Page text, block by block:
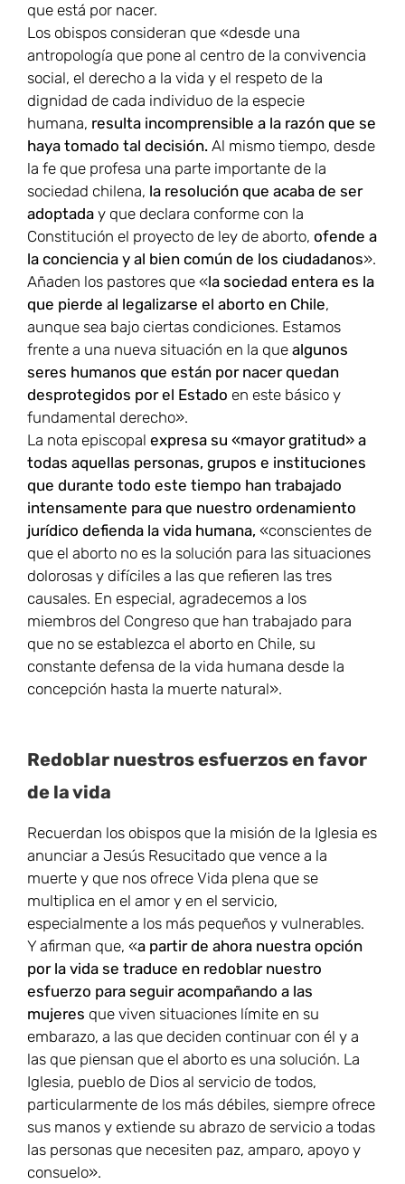
que está por nacer.
Los obispos consideran que «desde una
antropología que pone al centro de la convivencia
social, el derecho a la vida y el respeto de la
dignidad de cada individuo de la especie
humana, resulta incomprensible a la razón que se
haya tomado tal decisión. Al mismo tiempo, desde
la fe que profesa una parte importante de la
sociedad chilena, la resolución que acaba de ser
adoptada y que declara conforme con la
Constitución el proyecto de ley de aborto, ofende a
la conciencia y al bien común de los ciudadanos».
Añaden los pastores que «la sociedad entera es la
que pierde al legalizarse el aborto en Chile,
aunque sea bajo ciertas condiciones. Estamos
frente a una nueva situación en la que algunos
seres humanos que están por nacer quedan
desprotegidos por el Estado en este básico y
fundamental derecho».
La nota episcopal expresa su «mayor gratitud» a
todas aquellas personas, grupos e instituciones
que durante todo este tiempo han trabajado
intensamente para que nuestro ordenamiento
jurídico defienda la vida humana, «conscientes de
que el aborto no es la solución para las situaciones
dolorosas y difíciles a las que refieren las tres
causales. En especial, agradecemos a los
miembros del Congreso que han trabajado para
que no se establezca el aborto en Chile, su
constante defensa de la vida humana desde la
concepción hasta la muerte natural».
Redoblar nuestros esfuerzos en favor
de la vida
Recuerdan los obispos que la misión de la Iglesia es
anunciar a Jesús Resucitado que vence a la
muerte y que nos ofrece Vida plena que se
multiplica en el amor y en el servicio,
especialmente a los más pequeños y vulnerables.
Y afirman que, «a partir de ahora nuestra opción
por la vida se traduce en redoblar nuestro
esfuerzo para seguir acompañando a las
mujeres que viven situaciones límite en su
embarazo, a las que deciden continuar con él y a
las que piensan que el aborto es una solución. La
Iglesia, pueblo de Dios al servicio de todos,
particularmente de los más débiles, siempre ofrece
sus manos y extiende su abrazo de servicio a todas
las personas que necesiten paz, amparo, apoyo y
consuelo».